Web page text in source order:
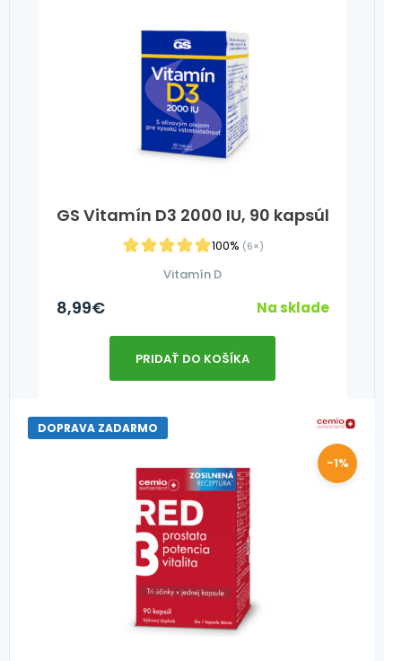
GS Vitamín D3 2000 IU, 90 kapsúl
100% (6×)
Vitamín D
8,99€ Na sklade
PRIDAŤ DO KOŠÍKA
DOPRAVA ZADARMO
-1%